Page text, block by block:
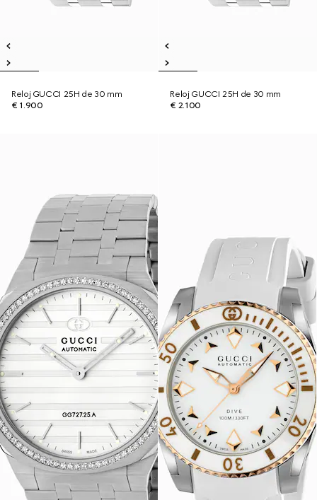
Reloj GUCCI 25H de 30 mm
€ 1.900
Reloj GUCCI 25H de 30 mm
€ 2.100